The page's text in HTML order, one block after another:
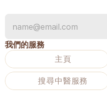
我們的服務
主頁
搜尋中醫服務